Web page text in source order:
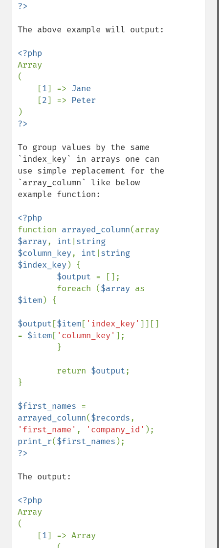
The above example will output:
Array
(
    [
1] => Jane
[2] =>
To group values by the same
`index_key` in arrays one can
use simple replacement for the
`array_column` like below
example function:
function arrayed_column
$array, int string
$column_key, int string
$index_key ) {
$output = [];
        foreach (
$array
$item) {
$output [$item[ 'index_key' ]][]
= $item[ 'column_key' ];
        return
$output;
}
$first_names
arrayed_column($records
'first_name' , 'company_id'
print_r($first_names
The output:
Array
(
    [
1] => Array